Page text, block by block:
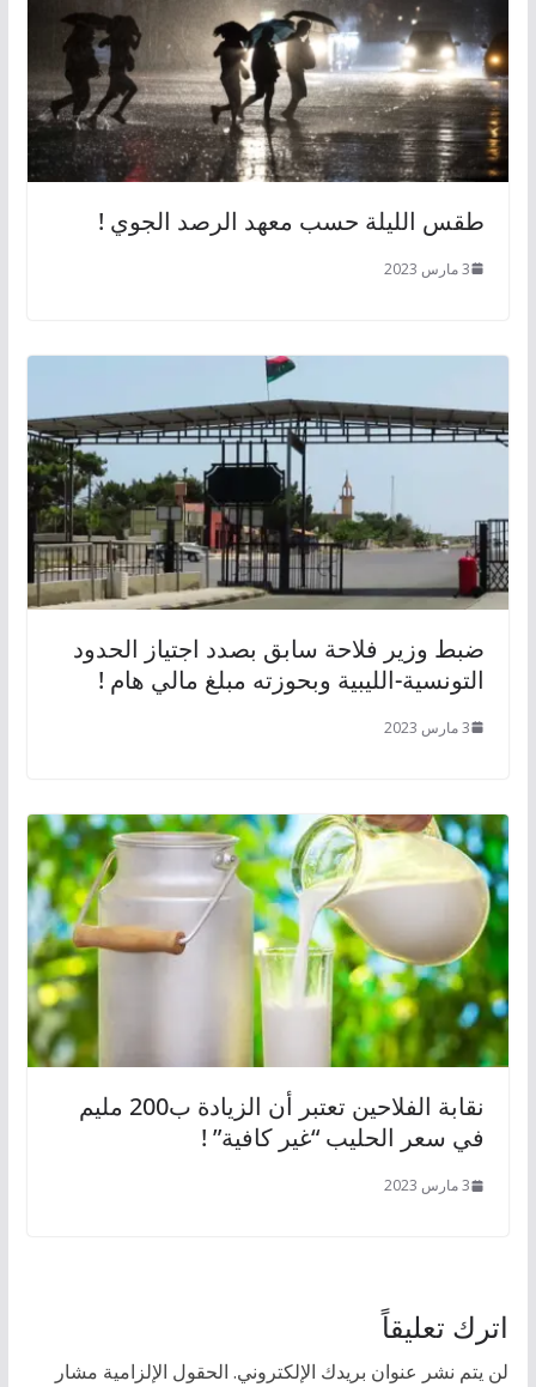
طقس الليلة حسب معهد الرصد الجوي !
3 مارس 2023
ضبط وزير فلاحة سابق بصدد اجتياز الحدود
التونسية-الليبية وبحوزته مبلغ مالي هام !
3 مارس 2023
نقابة الفلاحين تعتبر أن الزيادة ب200 مليم
في سعر الحليب “غير كافية” !
3 مارس 2023
اترك تعليقاً
لن يتم نشر عنوان بريدك الإلكتروني. الحقول الإلزامية مشار